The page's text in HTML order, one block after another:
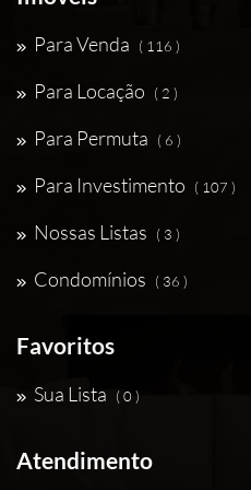
Para Venda ( 116 )
Para Locação ( 2 )
Para Permuta ( 6 )
Para Investimento ( 107 )
Nossas Listas ( 3 )
Condomínios ( 36 )
Favoritos
Sua Lista ( 0 )
Atendimento